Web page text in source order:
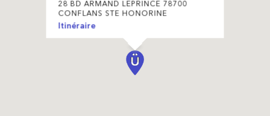
28 BD ARMAND LEPRINCE 78700
CONFLANS STE HONORINE
Itinéraire